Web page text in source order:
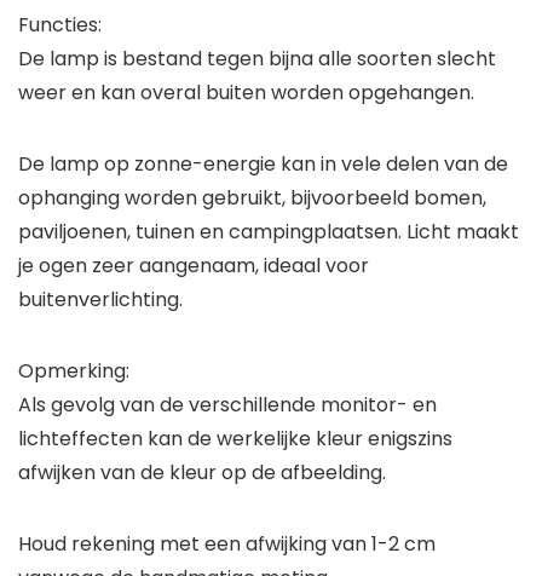
Functies:
De lamp is bestand tegen bijna alle soorten slecht
weer en kan overal buiten worden opgehangen.
De lamp op zonne-energie kan in vele delen van de
ophanging worden gebruikt, bijvoorbeeld bomen,
paviljoenen, tuinen en campingplaatsen. Licht maakt
je ogen zeer aangenaam, ideaal voor
buitenverlichting.
Opmerking:
Als gevolg van de verschillende monitor- en
lichteffecten kan de werkelijke kleur enigszins
afwijken van de kleur op de afbeelding.
Houd rekening met een afwijking van 1-2 cm